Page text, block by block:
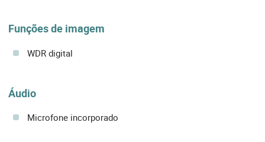
Funções de imagem
WDR digital
Áudio
Microfone incorporado